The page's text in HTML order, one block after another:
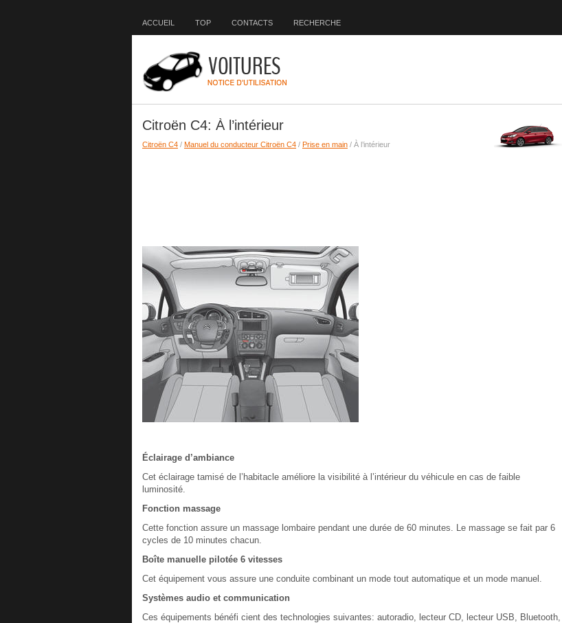
ACCUEIL TOP CONTACTS RECHERCHE
Citroën C4: À l’intérieur
Citroën C4 / Manuel du conducteur Citroën C4 / Prise en main / À l’intérieur
Éclairage d’ambiance
Cet éclairage tamisé de l’habitacle améliore la visibilité à l’intérieur du véhicule en cas de faible
luminosité.
Fonction massage
Cette fonction assure un massage lombaire pendant une durée de 60 minutes. Le massage se fait par 6
cycles de 10 minutes chacun.
Boîte manuelle pilotée 6 vitesses
Cet équipement vous assure une conduite combinant un mode tout automatique et un mode manuel.
Systèmes audio et communication
Ces équipements bénéfi cient des technologies suivantes: autoradio, lecteur CD, lecteur USB, Bluetooth,